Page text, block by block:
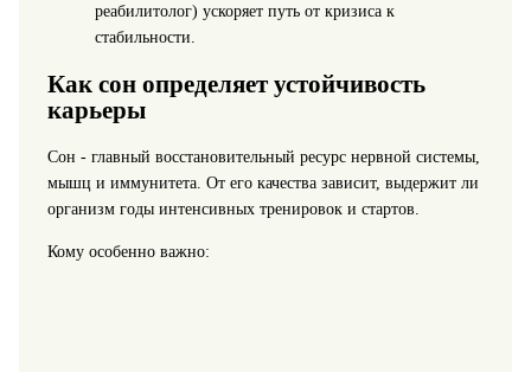
реабилитолог) ускоряет путь от кризиса к
стабильности.
Как сон определяет устойчивость
карьеры
Сон - главный восстановительный ресурс нервной системы,
мышц и иммунитета. От его качества зависит, выдержит ли
организм годы интенсивных тренировок и стартов.
Кому особенно важно: